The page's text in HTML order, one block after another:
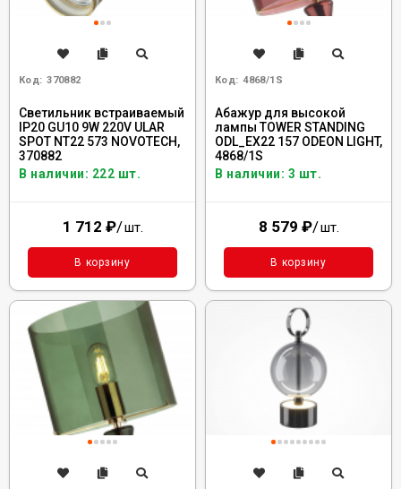
Код: 370882
Cветильник встраиваемый
IP20 GU10 9W 220V ULAR
SPOT NT22 573 NOVOTECH,
370882
В наличии: 222 шт.
1 712 ₽/шт.
В корзину
Код: 4868/1S
Абажур для высокой
лампы TOWER STANDING
ODL_EX22 157 ODEON LIGHT,
4868/1S
В наличии: 3 шт.
8 579 ₽/шт.
В корзину